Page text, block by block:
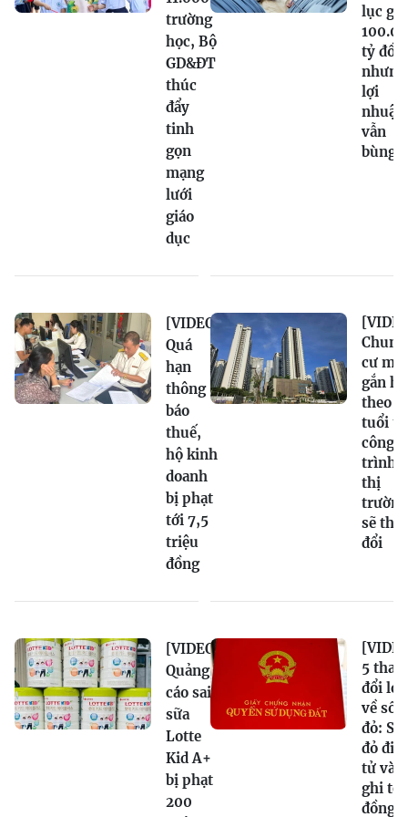
trường
học, Bộ
GD&ĐT
thúc
đẩy
tinh
gọn
mạng
lưới
giáo
dục
lục
tỷ
nhưng
lợi
nhuận
vẫn
bùng
[VIDEO]
Quá
hạn
thông
báo
thuế,
hộ kinh
doanh
bị phạt
tới 7,5
triệu
đồng
Chung
cư mới
gắn
theo
tuổi
công
trình,
thị
trường
sẽ
đổi
[VIDEO]
Quảng
cáo sai
sữa
Lotte
Kid A+
bị phạt
200
5 thay
đổi lớn
về sổ
đỏ: Sổ
đỏ
tử và
ghi tên
đồng